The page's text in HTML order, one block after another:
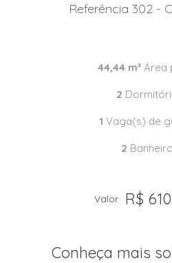
Referência 302 -
44,44 m²Área
2
1 Vaga(s) de
2
Valor R$
Conheça mais